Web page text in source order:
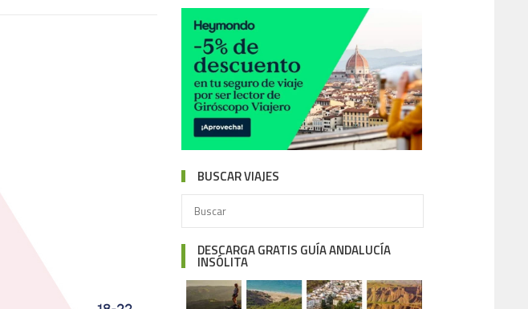
BUSCAR VIAJES
DESCARGA GRATIS GUÍA ANDALUCÍA
INSÓLITA